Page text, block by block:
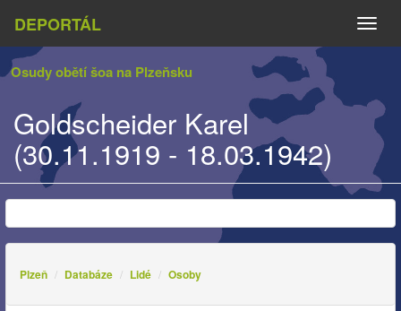
DEPORTÁL
Osudy obětí šoa na Plzeňsku
Goldscheider Karel
(30.11.1919 - 18.03.1942)
Plzeň Databáze Lidé Osoby